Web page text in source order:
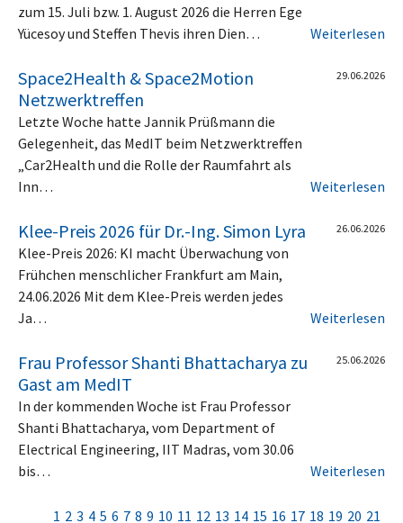
zum 15. Juli bzw. 1. August 2026 die Herren Ege
Yücesoy und Steffen Thevis ihren Dien…
Weiterlesen
Space2Health & Space2Motion
Netzwerktreffen
29.06.2026
Letzte Woche hatte Jannik Prüßmann die
Gelegenheit, das MedIT beim Netzwerktreffen
„Car2Health und die Rolle der Raumfahrt als
Inn…
Weiterlesen
Klee-Preis 2026 für Dr.-Ing. Simon Lyra 26.06.2026
Klee-Preis 2026: KI macht Überwachung von
Frühchen menschlicher Frankfurt am Main,
24.06.2026 Mit dem Klee-Preis werden jedes
Ja…
Weiterlesen
Frau Professor Shanti Bhattacharya zu
Gast am MedIT
25.06.2026
In der kommenden Woche ist Frau Professor
Shanti Bhattacharya, vom Department of
Electrical Engineering, IIT Madras, vom 30.06
bis…
Weiterlesen
1 2 3 4 5 6 7 8 9 10 11 12 13 14 15 16 17 18 19 20 21